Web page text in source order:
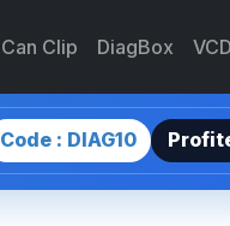
Can Clip DiagBox
Code : DIAG10